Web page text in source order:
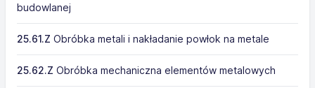
budowlanej
25.61.Z Obróbka metali i nakładanie powłok na metale
25.62.Z Obróbka mechaniczna elementów metalowych